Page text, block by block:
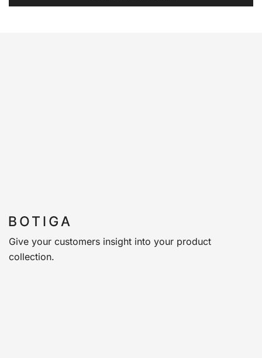
Give your customers insight into your product
collection.